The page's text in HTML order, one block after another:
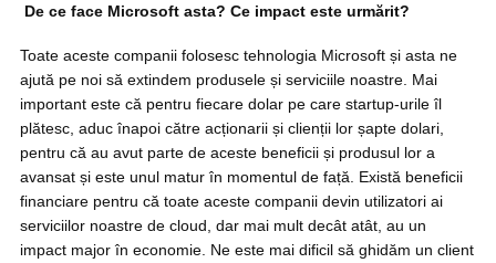
De ce face Microsoft asta? Ce impact este urmărit?
Toate aceste companii folosesc tehnologia Microsoft și asta ne
ajută pe noi să extindem produsele și serviciile noastre. Mai
important este că pentru fiecare dolar pe care startup-urile îl
plătesc, aduc înapoi către acționarii și clienții lor șapte dolari,
pentru că au avut parte de aceste beneficii și produsul lor a
avansat și este unul matur în momentul de față. Există beneficii
financiare pentru că toate aceste companii devin utilizatori ai
serviciilor noastre de cloud, dar mai mult decât atât, au un
impact major în economie. Ne este mai dificil să ghidăm un client